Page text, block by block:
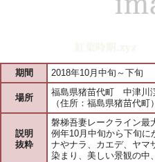
期間 2018年10月中旬～下旬
場所
福島県猪苗代町 中津川
（住所：福島県猪苗代町）
説明
抜粋
磐梯吾妻レークライン最
例年10月中旬から下旬に
ナやナラ、カエデ、ヤマ
染まり、美しい景観の中